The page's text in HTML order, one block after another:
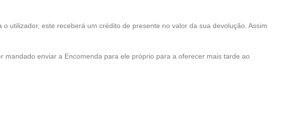
utilizador, este receberá um crédito de presente no valor da sua devolução. Assim
enviar a Encomenda para ele próprio para a oferecer mais tarde ao